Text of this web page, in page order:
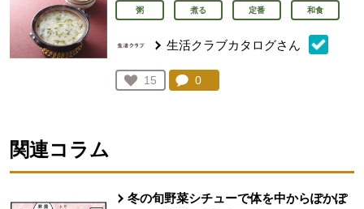
粥 煮る 定番 和食
生活クラブカタログさん
お気に入り登録：
15
人が登録
コメント：
0
関連コラム
冬の旬野菜シチューで体を中からぽかぽ